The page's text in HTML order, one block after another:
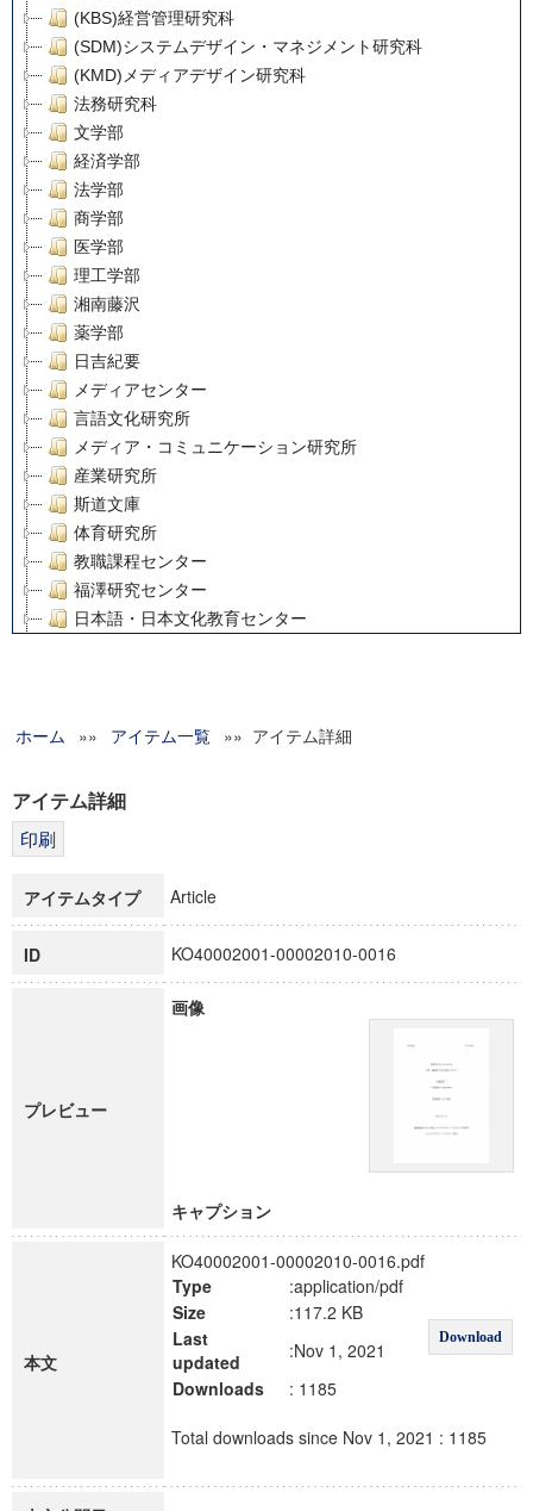
(KBS)経営管理研究科
(SDM)システムデザイン・マネジメント研究科
(KMD)メディアデザイン研究科
法務研究科
文学部
経済学部
法学部
商学部
医学部
理工学部
湘南藤沢
薬学部
日吉紀要
メディアセンター
言語文化研究所
メディア・コミュニケーション研究所
産業研究所
斯道文庫
体育研究所
教職課程センター
福澤研究センター
日本語・日本文化教育センター
グローバルリサーチインスティテュート
科学研究費補助金研究成果報告書
博士課程教育リーディングプログラム「超成熟社会発展のサ
ホーム »» アイテム一覧 »» アイテム詳細
アイテム詳細
アイテムタイプ Article
ID KO40002001-00002010-0016
プレビュー
画像
キャプション
本文
KO40002001-00002010-0016.pdf
Type
:application/pdf
Download
Size
:117.2 KB
Last
updated
:Nov 1, 2021
Downloads
: 1185
Total downloads since Nov 1, 2021 : 1185